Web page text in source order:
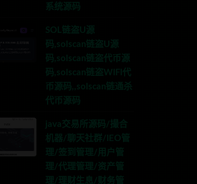
系统源码
SOL链盗U源
码,solscan链盗U源
码,solscan链盗代币源
码,solscan链盗WIFI代
币源码,,solscan链通杀
代币源码
java交易所源码/撮合
机器/聊天社群/IEO管
理/签到管理/用户管
理/代理管理/资产管
理/理财生息/财务管